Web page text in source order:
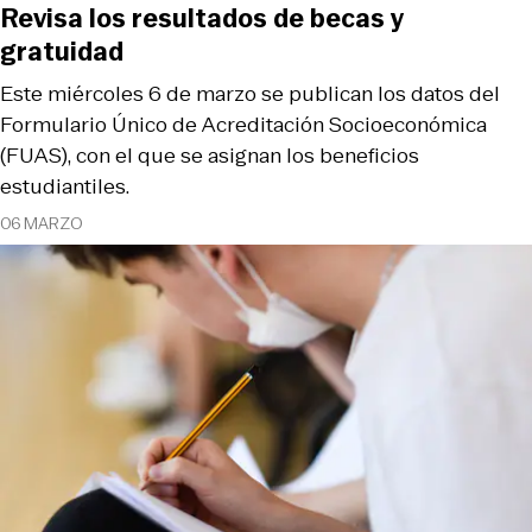
06 MARZO
Este miércoles 6 de marzo se publican los datos del
Formulario Único de Acreditación Socioeconómica
(FUAS), con el que se asignan los beneficios
estudiantiles.
Revisa los resultados de becas y
gratuidad